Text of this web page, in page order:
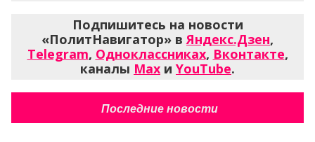
Подпишитесь на новости
«ПолитНавигатор» вЯндекс.Дзен,
Telegram, Одноклассниках, Вконтакте,
каналы Max и YouTube.
Последние новости